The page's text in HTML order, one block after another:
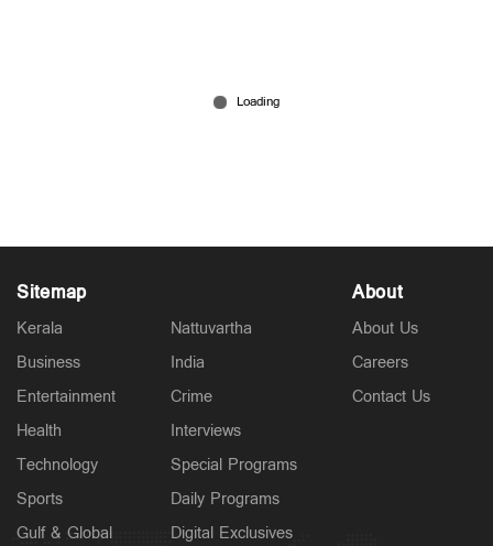
ഇനി എങ്ങനെ ബാറ്റ് ചെയ്യണമെന്ന് ആരും പറയില്ല;
Sitemap
Kerala
Business
Entertainment
Health
Technology
Sports
Gulf & Global
Nattuvartha
India
Crime
Interviews
Special Programs
Daily Programs
Digital Exclusives
About
About Us
Careers
Contact Us